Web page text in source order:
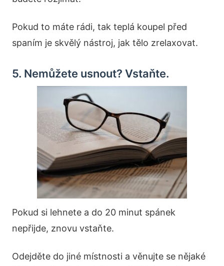
Pokud to máte rádi, tak teplá koupel před
spaním je skvělý nástroj, jak tělo zrelaxovat.
5. Nemůžete usnout? Vstaňte.
Pokud si lehnete a do 20 minut spánek
nepřijde, znovu vstaňte.
Odejděte do jiné místnosti a věnujte se nějaké